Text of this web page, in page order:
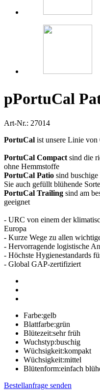
pPortuCal
Art-Nr.: 27014
PortuCal ist unsere Linie von
PortuCal Compact sind die
ohne Hemmstoffe
PortuCal Patio sind
Sie auch gefüllt blühende
PortuCal Trailing sind am
geeignet
- URC von einem der
Europa
- Kurze Wege zu allen
- Hervorragende logistische
- Höchste Hygienestandards
- Global GAP-zertifiziert
Farbe:gelb
Blattfarbe:grün
Blütezeit:sehr früh
Wuchstyp:buschig
Wüchsigkeit:kompakt
Wüchsigkeit:mittel
Blütenform:einfach
Bestellanfrage senden